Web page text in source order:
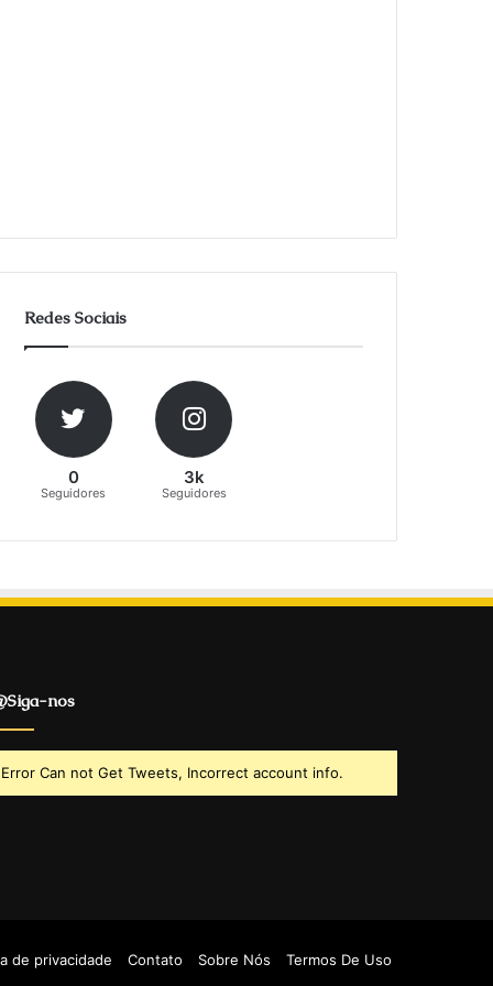
Redes Sociais
0
Seguidores
3k
Seguidores
nos
Error Can not Get Tweets, Incorrect account info.
de privacidade Contato Sobre Nós Termos De Uso